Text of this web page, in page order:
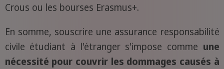
Crous ou les bourses Erasmus+.
En somme, souscrire une assurance responsabilité
civile étudiant à l'étranger s'impose comme une
nécessité pour couvrir les dommages causés à